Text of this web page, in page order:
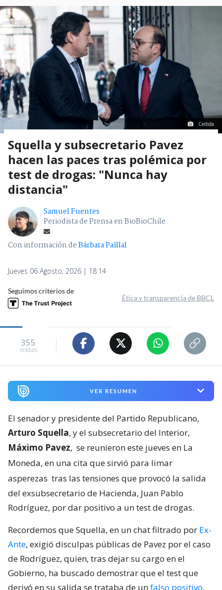
Cedida
Squella y subsecretario Pavez
hacen las paces tras polémica por
test de drogas: "Nunca hay
distancia"
Samuel Fuentes
Periodista de Prensa en BioBioChile
Con información deBárbara Paillal
Jueves 06 Agosto, 2026 | 18:14
Seguimos criterios de
Ética y transparencia de BBCL
355
visitas
VER RESUMEN
El senador y presidente del Partido Republicano,
Arturo Squella, y el subsecretario del Interior,
Máximo Pavez, se reunieron este jueves en La
Moneda, en una cita que sirvió para limar
asperezas tras las tensiones que provocó la salida
del exsubsecretario de Hacienda, Juan Pablo
Rodríguez, por dar positivo a un test de drogas.
Recordemos que Squella, en un chat filtrado por Ex-
Ante, exigió disculpas públicas de Pavez por el caso
de Rodríguez, quien, tras dejar su cargo en el
Gobierno, ha buscado demostrar que el test que
derivó en su salida se trataba de unfalso positivo.